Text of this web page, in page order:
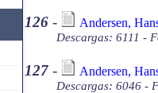
126 - Andersen,
Descargas: 6111 -
127 - Andersen,
Descargas: 6046 -